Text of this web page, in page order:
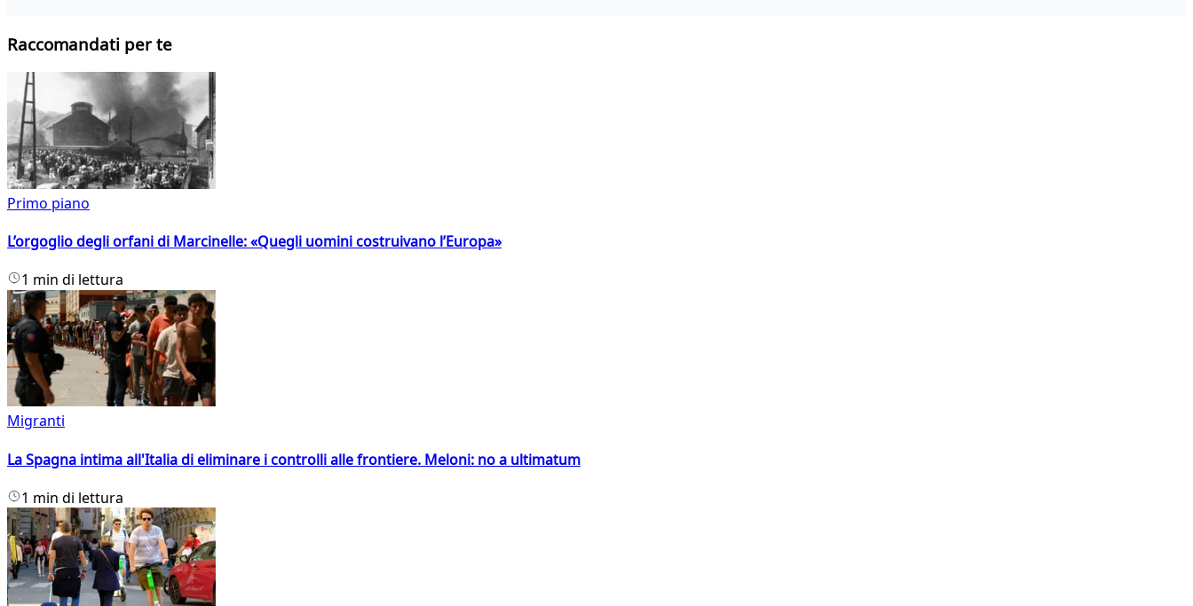
Raccomandati per te
Primo piano
L’orgoglio degli orfani di Marcinelle: «Quegli uomini costruivano l’Europa»
1 min di lettura
Migranti
La Spagna intima all'Italia di eliminare i controlli alle frontiere. Meloni: no a ultimatum
1 min di lettura